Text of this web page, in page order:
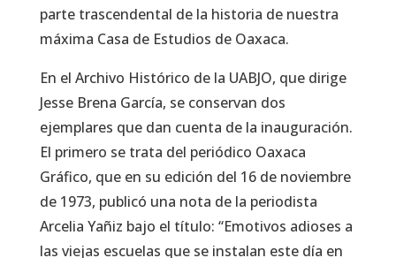
parte trascendental de la historia de nuestra
máxima Casa de Estudios de Oaxaca.
En el Archivo Histórico de la UABJO, que dirige
Jesse Brena García, se conservan dos
ejemplares que dan cuenta de la inauguración.
El primero se trata del periódico Oaxaca
Gráfico, que en su edición del 16 de noviembre
de 1973, publicó una nota de la periodista
Arcelia Yañiz bajo el título: “Emotivos adioses a
las viejas escuelas que se instalan este día en